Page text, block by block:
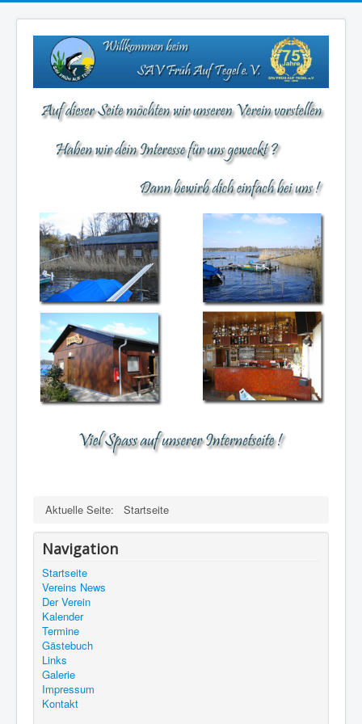
Aktuelle Seite: Startseite
Navigation
Startseite
Vereins News
Der Verein
Kalender
Termine
Gästebuch
Links
Galerie
Impressum
Kontakt